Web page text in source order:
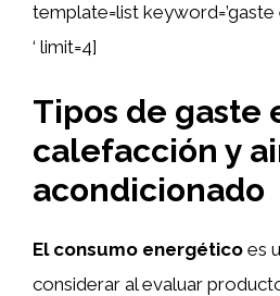
template=list keyword=’gaste
‘ limit=4]
Tipos de gaste
calefacción y
acondicionado
El consumo energético es
considerar al evaluar